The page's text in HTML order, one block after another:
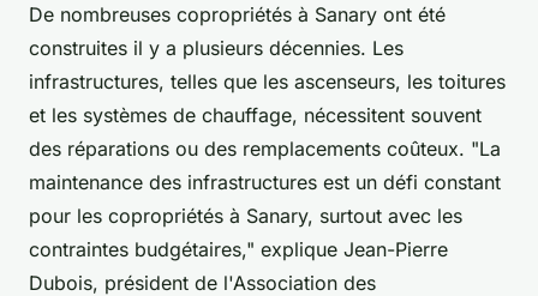
De nombreuses copropriétés à Sanary ont été
construites il y a plusieurs décennies. Les
infrastructures, telles que les ascenseurs, les toitures
et les systèmes de chauffage, nécessitent souvent
des réparations ou des remplacements coûteux. "La
maintenance des infrastructures est un défi constant
pour les copropriétés à Sanary, surtout avec les
contraintes budgétaires," explique Jean-Pierre
Dubois, président de l'Association des